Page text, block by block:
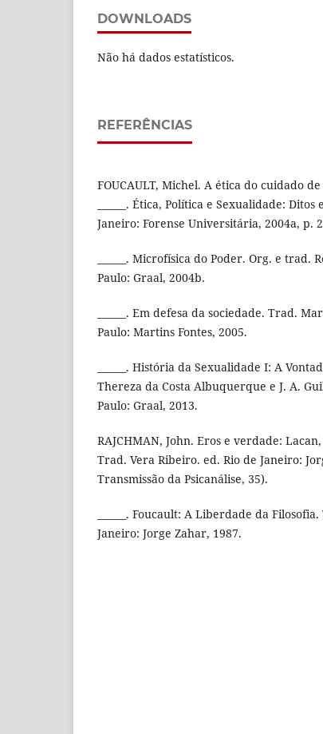
DOWNLOADS
Não há dados estatísticos.
REFERÊNCIAS
FOUCAULT, Michel. A ética do cuidado
______. Ética, Política e Sexualidade:
Janeiro: Forense Universitária, 2004a, p.
______. Microfísica do Poder. Org. e trad.
Paulo: Graal, 2004b.
______. Em defesa da sociedade. Trad.
Paulo: Martins Fontes, 2005.
______. História da Sexualidade I: A
Thereza da Costa Albuquerque e J. A.
Paulo: Graal, 2013.
RAJCHMAN, John. Eros e verdade:
Trad. Vera Ribeiro. ed. Rio de Janeiro:
Transmissão da Psicanálise, 35).
______. Foucault: A Liberdade da
Janeiro: Jorge Zahar, 1987.